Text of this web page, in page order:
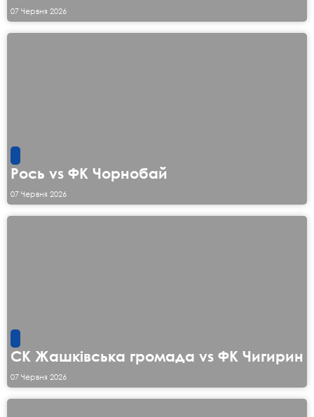
07 Червня 2026
Рось vs ФК Чорнобай
07 Червня 2026
СК Жашківська громада vs ФК Чигирин
07 Червня 2026